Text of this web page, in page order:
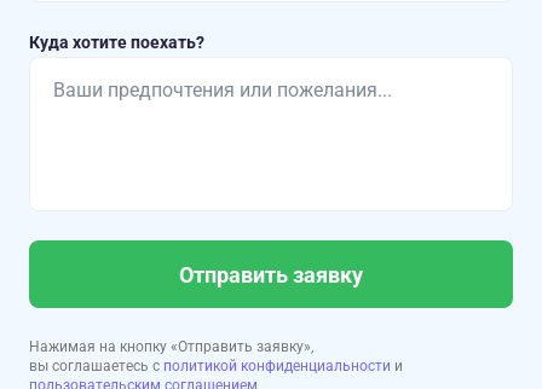
Куда хотите поехать?
Отправить заявку
Нажимая на кнопку «Отправить заявку»,
вы соглашаетесь с политикой конфиденциальности и